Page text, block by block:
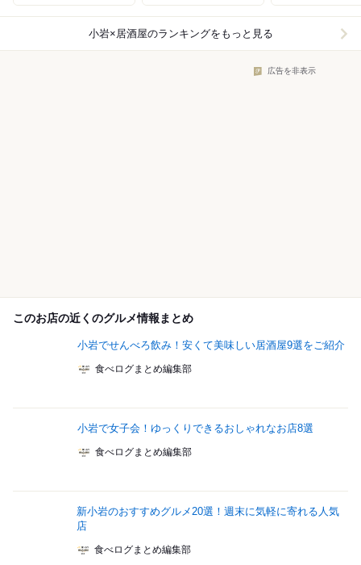
小岩×居酒屋のランキングをもっと見る
広告を非表示
このお店の近くのグルメ情報まとめ
小岩でせんべろ飲み！安くて美味しい居酒屋9選をご紹介
食べログまとめ編集部
小岩で女子会！ゆっくりできるおしゃれなお店8選
食べログまとめ編集部
新小岩のおすすめグルメ20選！週末に気軽に寄れる人気
店
食べログまとめ編集部